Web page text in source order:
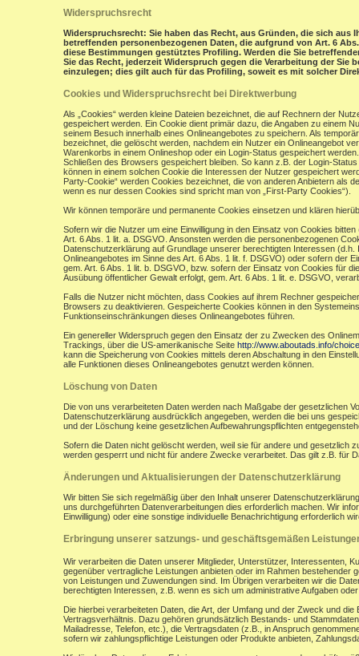
Widerspruchsrecht
Widerspruchsrecht: Sie haben das Recht, aus Gründen, die sich aus
betreffenden personenbezogenen Daten, die aufgrund von Art. 6
diese Bestimmungen gestütztes Profiling. Werden die Sie
Sie das Recht, jederzeit Widerspruch gegen die Verarbeitung der
einzulegen; dies gilt auch für das Profiling, soweit es mit solcher
Cookies und Widerspruchsrecht bei Direktwerbung
Als „Cookies“ werden kleine Dateien bezeichnet, die auf Rechnern der
gespeichert werden. Ein Cookie dient primär dazu, die Angaben zu einem
seinem Besuch innerhalb eines Onlineangebotes zu speichern. Als
bezeichnet, die gelöscht werden, nachdem ein Nutzer ein Onlineangebot
Warenkorbs in einem Onlineshop oder ein Login-Status gespeichert
Schließen des Browsers gespeichert bleiben. So kann z.B. der Login-
können in einem solchen Cookie die Interessen der Nutzer gespeichert
Party-Cookie“ werden Cookies bezeichnet, die von anderen Anbietern als
wenn es nur dessen Cookies sind spricht man von „First-Party Cookies“).
Wir können temporäre und permanente Cookies einsetzen und klären
Sofern wir die Nutzer um eine Einwilligung in den Einsatz von Cookies
Art. 6 Abs. 1 lit. a. DSGVO. Ansonsten werden die personenbezogenen
Datenschutzerklärung auf Grundlage unserer berechtigten Interessen
Onlineangebotes im Sinne des Art. 6 Abs. 1 lit. f. DSGVO) oder sofern der
gem. Art. 6 Abs. 1 lit. b. DSGVO, bzw. sofern der Einsatz von Cookies für
Ausübung öffentlicher Gewalt erfolgt, gem. Art. 6 Abs. 1 lit. e. DSGVO,
Falls die Nutzer nicht möchten, dass Cookies auf ihrem Rechner
Browsers zu deaktivieren. Gespeicherte Cookies können in den
Funktionseinschränkungen dieses Onlineangebotes führen.
Ein genereller Widerspruch gegen den Einsatz der zu Zwecken des
Trackings, über die US-amerikanische Seite http://www.aboutads.info/
kann die Speicherung von Cookies mittels deren Abschaltung in den
alle Funktionen dieses Onlineangebotes genutzt werden können.
Löschung von Daten
Die von uns verarbeiteten Daten werden nach Maßgabe der gesetzlichen
Datenschutzerklärung ausdrücklich angegeben, werden die bei uns
und der Löschung keine gesetzlichen Aufbewahrungspflichten
Sofern die Daten nicht gelöscht werden, weil sie für andere und gesetzlich
werden gesperrt und nicht für andere Zwecke verarbeitet. Das gilt z.B. für
Änderungen und Aktualisierungen der Datenschutzerklärung
Wir bitten Sie sich regelmäßig über den Inhalt unserer
uns durchgeführten Datenverarbeitungen dies erforderlich machen. Wir
Einwilligung) oder eine sonstige individuelle Benachrichtigung erforderlich
Erbringung unserer satzungs- und geschäftsgemäßen
Wir verarbeiten die Daten unserer Mitglieder, Unterstützer, Interessenten,
gegenüber vertragliche Leistungen anbieten oder im Rahmen
von Leistungen und Zuwendungen sind. Im Übrigen verarbeiten wir die
berechtigten Interessen, z.B. wenn es sich um administrative Aufgaben
Die hierbei verarbeiteten Daten, die Art, der Umfang und der Zweck und
Vertragsverhältnis. Dazu gehören grundsätzlich Bestands- und
Mailadresse, Telefon, etc.), die Vertragsdaten (z.B., in Anspruch
sofern wir zahlungspflichtige Leistungen oder Produkte anbieten,